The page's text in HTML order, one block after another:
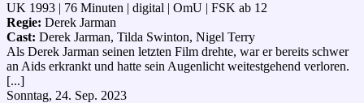
UK 1993 | 76 Minuten | digital | OmU | FSK ab 12
Regie: Derek Jarman
Cast: Derek Jarman, Tilda Swinton, Nigel Terry
Als Derek Jarman seinen letzten Film drehte, war er bereits schwer
an Aids erkrankt und hatte sein Augenlicht weitestgehend verloren.
[...]
Sonntag, 24. Sep. 2023